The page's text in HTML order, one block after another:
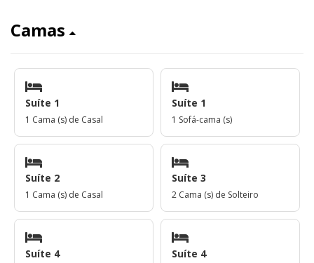
Camas
Suíte 1
1 Cama (s) de Casal
Suíte 1
1 Sofá-cama (s)
Suíte 2
1 Cama (s) de Casal
Suíte 3
2 Cama (s) de Solteiro
Suíte 4 Suíte 4